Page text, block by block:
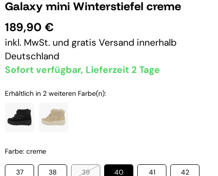
Galaxy mini Winterstiefel creme
189,90 €
inkl. MwSt. und gratis Versand innerhalb
Deutschland
Sofort verfügbar, Lieferzeit 2 Tage
Erhältlich in 2 weiteren Farbe(n):
Farbe: creme
37 38 39 40 41 42